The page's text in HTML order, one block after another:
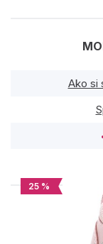
Ako si
25 %